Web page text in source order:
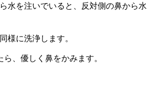
水を注いでいると、反対側の鼻から水
様に洗浄します。
、優しく鼻をかみます。